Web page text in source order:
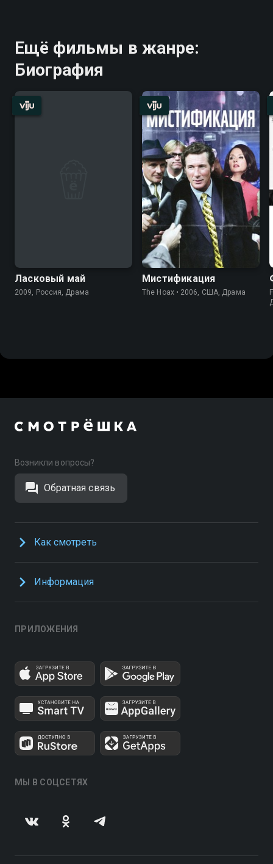
Ещё фильмы в жанре:
Биография
Ласковый май
2009, Россия, Драма
Мистификация
The Hoax • 2006, США, Драма
Возникли вопросы?
Обратная связь
Как смотреть
Информация
ПРИЛОЖЕНИЯ
МЫ В СОЦСЕТЯХ